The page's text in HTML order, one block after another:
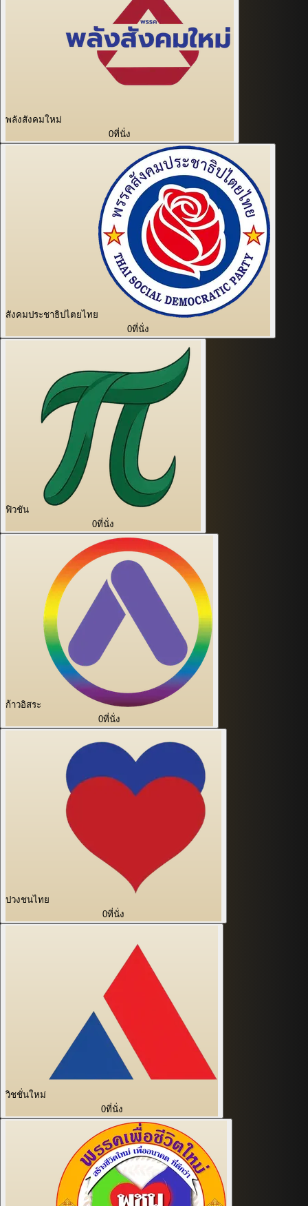
พลังสังคมใหม่
0ที่นั่ง
สังคมประชาธิปไตยไทย
0ที่นั่ง
ฟิวชัน
0ที่นั่ง
ก้าวอิสระ
0ที่นั่ง
ปวงชนไทย
0ที่นั่ง
วิชชั่นใหม่
0ที่นั่ง